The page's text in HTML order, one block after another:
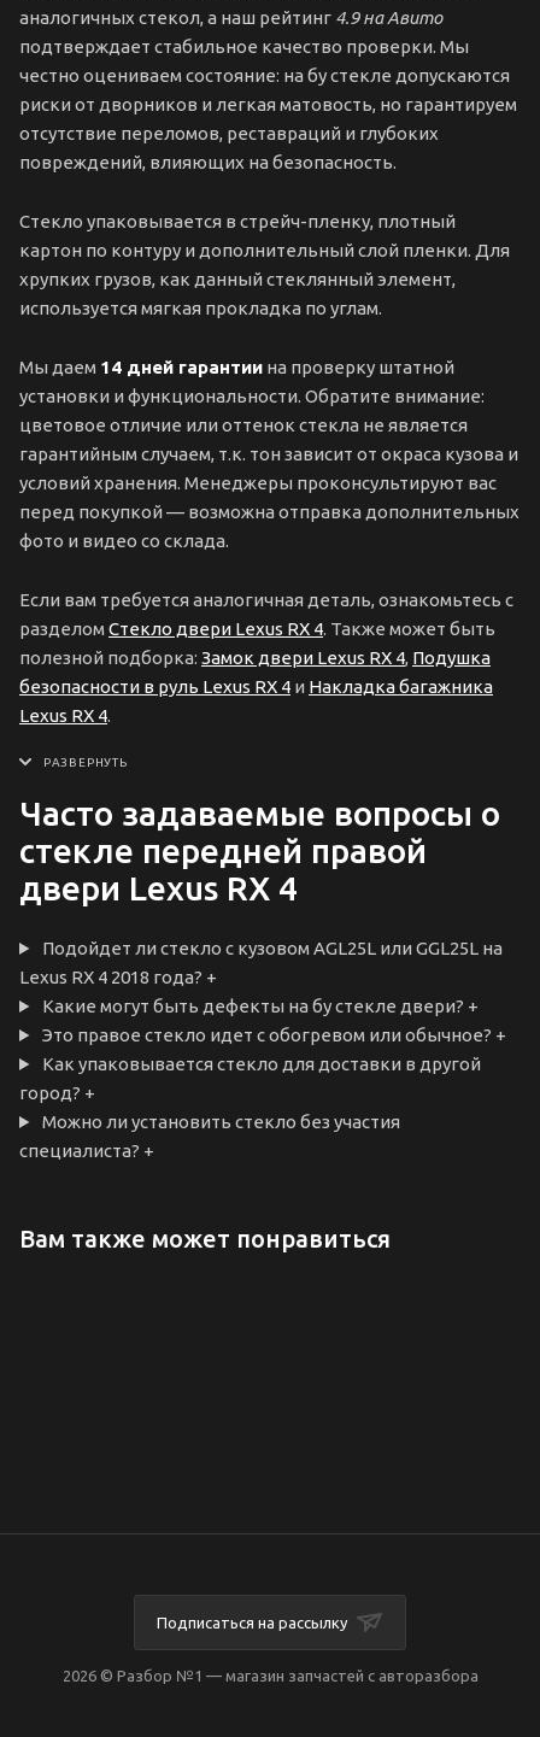
аналогичных стекол, а наш рейтинг 4.9 на Авито
подтверждает стабильное качество проверки. Мы
честно оцениваем состояние: на бу стекле допускаются
риски от дворников и легкая матовость, но гарантируем
отсутствие переломов, реставраций и глубоких
повреждений, влияющих на безопасность.
Стекло упаковывается в стрейч-пленку, плотный
картон по контуру и дополнительный слой пленки. Для
хрупких грузов, как данный стеклянный элемент,
используется мягкая прокладка по углам.
Мы даем 14 дней гарантии на проверку штатной
установки и функциональности. Обратите внимание:
цветовое отличие или оттенок стекла не является
гарантийным случаем, т.к. тон зависит от окраса кузова и
условий хранения. Менеджеры проконсультируют вас
перед покупкой — возможна отправка дополнительных
фото и видео со склада.
Если вам требуется аналогичная деталь, ознакомьтесь с
разделом Стекло двери Lexus RX 4. Также может быть
полезной подборка: Замок двери Lexus RX 4, Подушка
безопасности в руль Lexus RX 4 и Накладка багажника
Lexus RX 4.
Часто задаваемые вопросы о
стекле передней правой
двери Lexus RX 4
Подойдет ли стекло с кузовом AGL25L или GGL25L на
Lexus RX 4 2018 года? +
Какие могут быть дефекты на бу стекле двери? +
Это правое стекло идет с обогревом или обычное? +
Как упаковывается стекло для доставки в другой
город? +
Можно ли установить стекло без участия
специалиста? +
Вам также может понравиться
Подписаться на рассылку
2026 © Разбор №1 — магазин запчастей с авторазбора